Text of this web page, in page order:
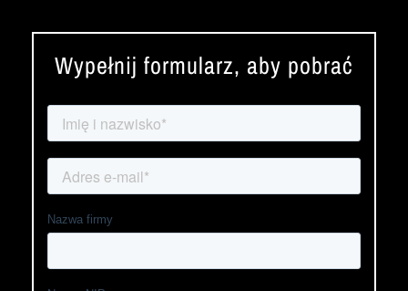
Wypełnij formularz, aby pobrać